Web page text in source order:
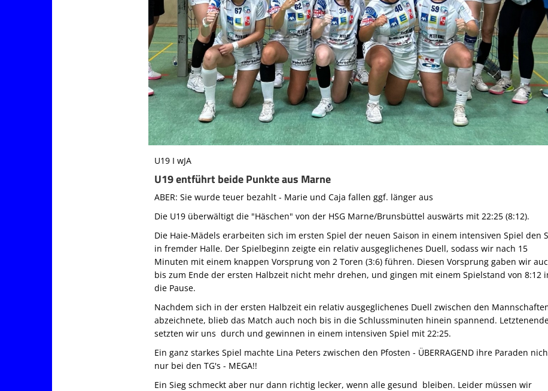
U19 I wJA
U19 entführt beide Punkte aus Marne
ABER: Sie wurde teuer bezahlt - Marie und Caja fallen ggf. länger aus
Die U19 überwältigt die "Häschen" von der HSG Marne/Brunsbüttel auswärts mit 22:25 (8:12).
Die Haie-Mädels erarbeiten sich im ersten Spiel der neuen Saison in einem intensiven Spiel den
in fremder Halle. Der Spielbeginn zeigte ein relativ ausgeglichenes Duell, sodass wir nach 15
Minuten mit einem knappen Vorsprung von 2 Toren (3:6) führen. Diesen Vorsprung gaben wir
bis zum Ende der ersten Halbzeit nicht mehr drehen, und gingen mit einem Spielstand von 8:12
die Pause.
Nachdem sich in der ersten Halbzeit ein relativ ausgeglichenes Duell zwischen den
abzeichnete, blieb das Match auch noch bis in die Schlussminuten hinein spannend.
setzten wir uns durch und gewinnen in einem intensiven Spiel mit 22:25.
Ein ganz starkes Spiel machte Lina Peters zwischen den Pfosten - ÜBERRAGEND ihre Paraden
nur bei den TG's - MEGA!!
Ein Sieg schmeckt aber nur dann richtig lecker, wenn alle gesund bleiben. Leider müssen wir